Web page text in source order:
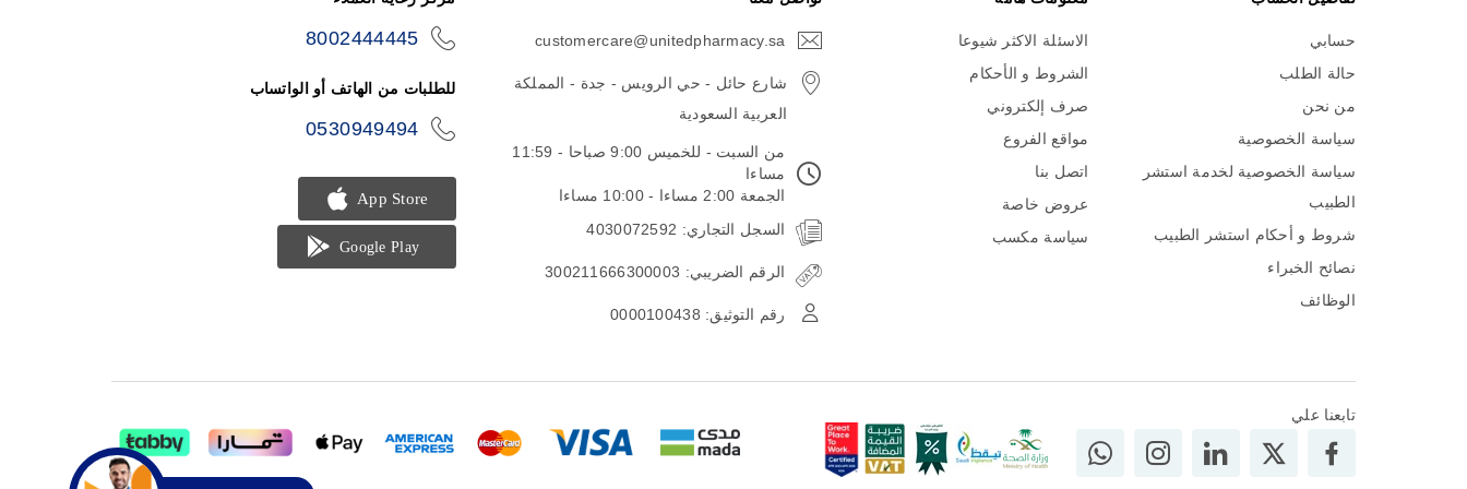
حسابي
حالة الطلب
من نحن
سياسة الخصوصية
سياسة الخصوصية لخدمة استشر
الطبيب
شروط و أحكام استشر الطبيب
نصائح الخبراء
الوظائف
الاسئلة الاكثر شيوعا
الشروط و الأحكام
صرف إلكتروني
مواقع الفروع
اتصل بنا
عروض خاصة
سياسة مكسب
customercare@unitedpharmacy.sa
شارع حائل - حي الرويس - جدة - المملكة
العربية السعودية
من السبت - للخميس 9:00 صباحا - 11:59
مساءا
الجمعة 2:00 مساءا - 10:00 مساءا
السجل التجاري: 4030072592
الرقم الضريبي: 300211666300003
رقم التوثيق: 0000100438
8002444445
للطلبات من الهاتف أو الواتساب
0530949494
تابعنا علي